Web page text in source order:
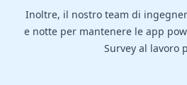
Inoltre, il nostro team di
e notte per mantenere le app
Survey al lavoro